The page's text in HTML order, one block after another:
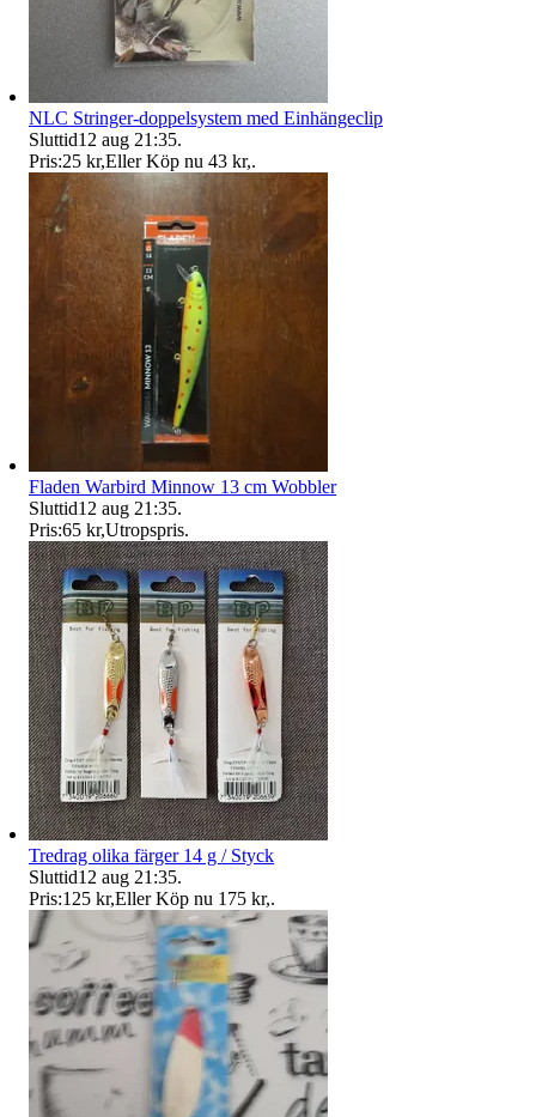
NLC Stringer-doppelsystem med Einhängeclip
Sluttid12 aug 21:35.
Pris:25 kr,Eller Köp nu 43 kr,.
Fladen Warbird Minnow 13 cm Wobbler
Sluttid12 aug 21:35.
Pris:65 kr,Utropspris.
Tredrag olika färger 14 g / Styck
Sluttid12 aug 21:35.
Pris:125 kr,Eller Köp nu 175 kr,.